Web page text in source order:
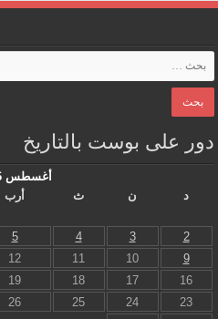
دور على بوست بالتاريخ
أغسطس 2026
د
ن ث أرب
2
3
4
5
9
10
11
12
16
17
18
19
23
24
25
26